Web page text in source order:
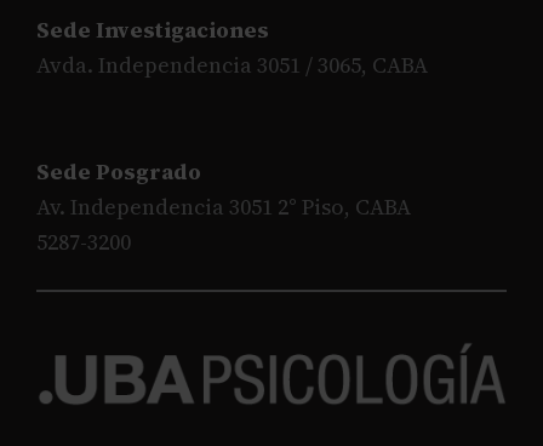
Sede Investigaciones
Avda. Independencia 3051 / 3065, CABA
Sede Posgrado
Av. Independencia 3051 2° Piso, CABA
5287-3200